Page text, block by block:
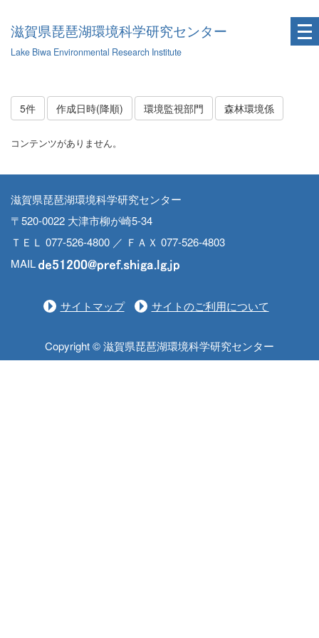
滋賀県琵琶湖環境科学研究センター
Lake Biwa Environmental Research Institute
5件 作成日時(降順) 環境監視部門 森林環境係
コンテンツがありません。
滋賀県琵琶湖環境科学研究センター
〒520-0022 大津市柳が崎5-34
ＴＥＬ 077-526-4800 ／ ＦＡＸ 077-526-4803
MAIL
サイトマップ サイトのご利用について
Copyright © 滋賀県琵琶湖環境科学研究センター